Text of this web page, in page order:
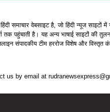
समाचार वेबसाइट है, जो हिंदी न्यूज साइटों
तक पहुंचाती है। यह अन्य भाषाई साइटों की
संपादकीय टीम हररोज विशेष और विस्तृत
us by email at